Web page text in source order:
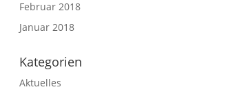
Februar 2018
Januar 2018
Kategorien
Aktuelles